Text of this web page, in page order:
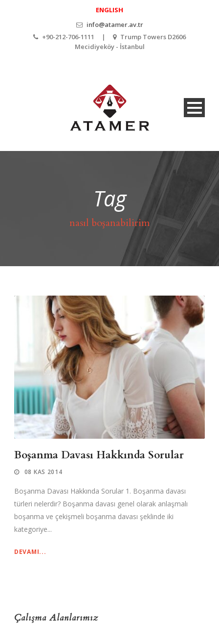
ENGLISH
info@atamer.av.tr
+90-212-706-1111 |
Trump Towers D2606
Mecidiyeköy - İstanbul
Tag
nasıl boşanabilirim
Boşanma Davası Hakkında Sorular
08 KAS 2014
Boşanma Davası Hakkında Sorular 1. Boşanma davası
türleri nelerdir? Boşanma davası genel olarak anlaşmalı
boşanma ve çekişmeli boşanma davası şeklinde iki
kategoriye...
DEVAMI...
Çalışma Alanlarımız